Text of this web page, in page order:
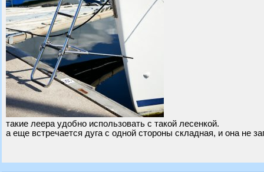
такие леера удобно использовать с такой лесенкой.
а еще встречается дуга с одной стороны складная, и она не